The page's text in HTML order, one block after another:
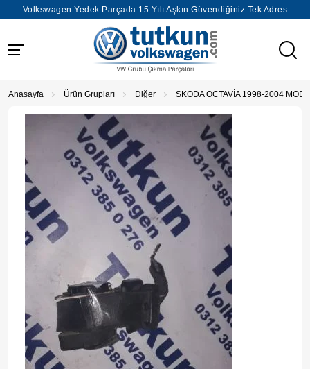
Volkswagen Yedek Parçada 15 Yılı Aşkın Güvendiğiniz Tek Adres
Anasayfa Ürün Grupları Diğer SKODA OCTAVİA 1998-2004